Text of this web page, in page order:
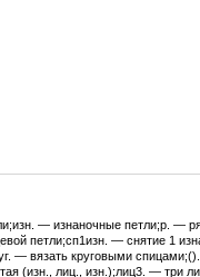
— изнаночные петли;р. —
петли;сп1изн. — снятие 1
— вязать круговыми
(изн., лиц., изн.);лиц3. — три